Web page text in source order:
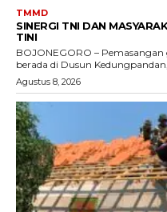
TMMD
SINERGI TNI DAN
TINI
BOJONEGORO –
berada di Dusun
Agustus 8, 2026